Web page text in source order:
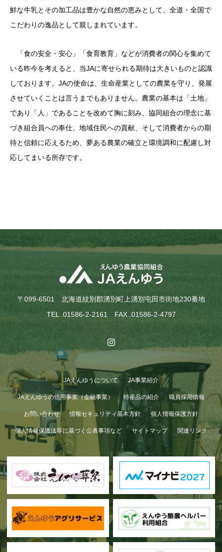
鮮な牛乳とその加工品は豊かな自然の恵みとして、全道・全国で
こだわりの逸品として親しまれています。
「食の安全・安心」「食育教育」などが消費者の関心を集めて
いる昨今を考えると、当JAに寄せられる期待は大きいものと認識
しております。JAの使命は、生命産業としての農業を守り、発展
させていくことは言うまでもありません。農業の基本は「土地」
であり「人」であることを改めて胸に刻み、協同組合の理念に基
づき組合員への奉仕、地域住民への貢献、そして消費者からの期
待と信頼に応えるため、夢ある農業の確立と環境調和に配慮し対
応してまいる所存です。
〒099-6501 北海道紋別郡湧別町上湧別屯田市街地230番地
TEL .01586-2-2161 FAX .01586-2-4797
JAえんゆうについて JA事業紹介
JAえんゆうの信用事業（金融事業） 特産品の紹介 職員採用情報
お問い合わせ 情報セキュリティ基本方針 個人情報保護方針
個人情報保護法等に基づく公表事項など サイトマップ 関連リンク